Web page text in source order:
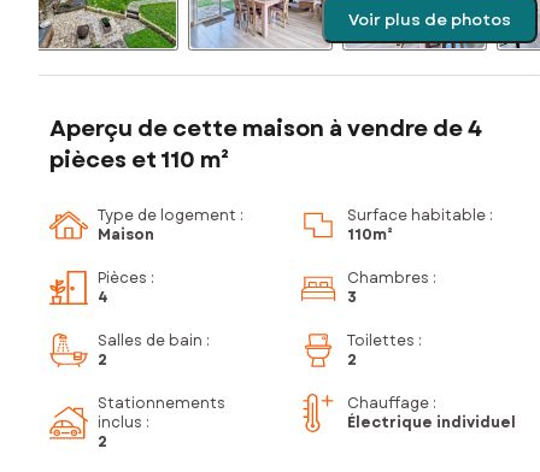
Voir plus de photos
Aperçu de cette maison à vendre de 4
pièces et 110 m²
Type de logement :
Maison
Surface habitable :
110m²
Pièces :
4
Chambres :
3
Salles de bain :
2
Toilettes :
2
Stationnements
inclus :
2
Chauffage :
Électrique individuel